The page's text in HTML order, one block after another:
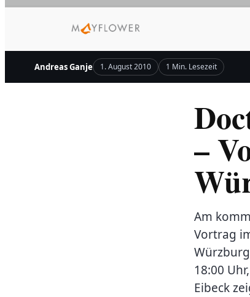
Andreas Ganje 1. August 2010 1 Min. Lesezeit
–
Am
Vortrag
18:00
Eibeck